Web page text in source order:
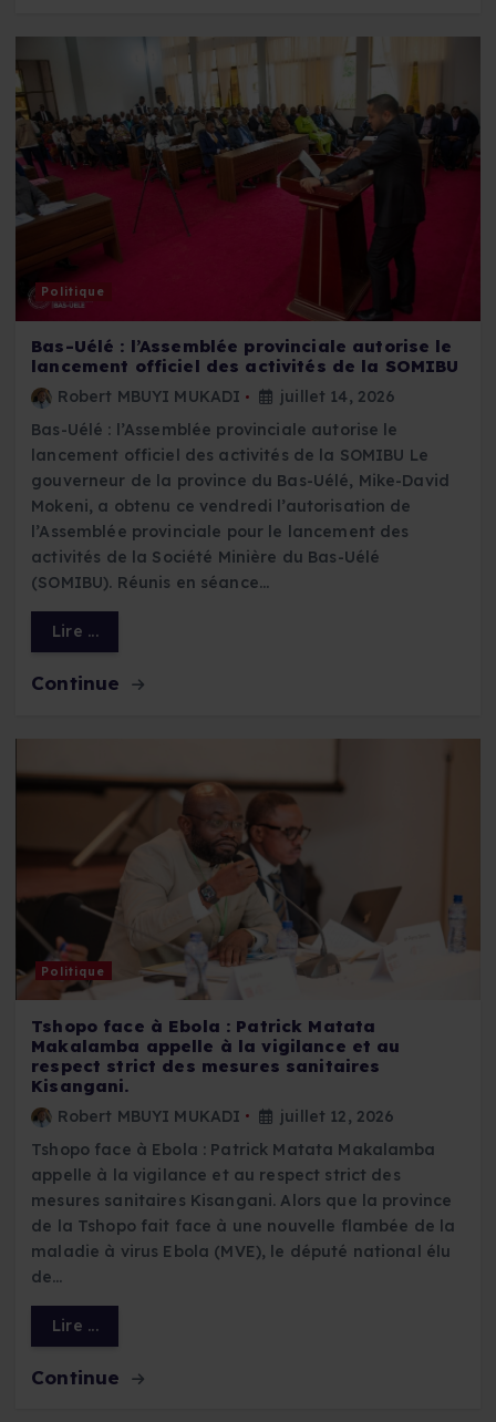
Politique
Bas-Uélé : l’Assemblée provinciale autorise le
lancement officiel des activités de la SOMIBU
Robert MBUYI MUKADI
juillet 14, 2026
Bas-Uélé : l’Assemblée provinciale autorise le
lancement officiel des activités de la SOMIBU Le
gouverneur de la province du Bas-Uélé, Mike-David
Mokeni, a obtenu ce vendredi l’autorisation de
l’Assemblée provinciale pour le lancement des
activités de la Société Minière du Bas-Uélé
(SOMIBU). Réunis en séance…
Lire ...
Continue
Politique
Tshopo face à Ebola : Patrick Matata
Makalamba appelle à la vigilance et au
respect strict des mesures sanitaires
Kisangani.
Robert MBUYI MUKADI
juillet 12, 2026
Tshopo face à Ebola : Patrick Matata Makalamba
appelle à la vigilance et au respect strict des
mesures sanitaires Kisangani. Alors que la province
de la Tshopo fait face à une nouvelle flambée de la
maladie à virus Ebola (MVE), le député national élu
de…
Lire ...
Continue